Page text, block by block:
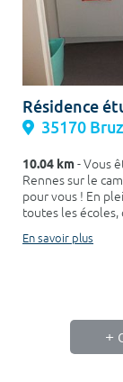
Résidence
35170 Bruz
10.04 km- Vous
Rennes sur le
pour vous ! En
toutes les écoles,
En savoir plus
+